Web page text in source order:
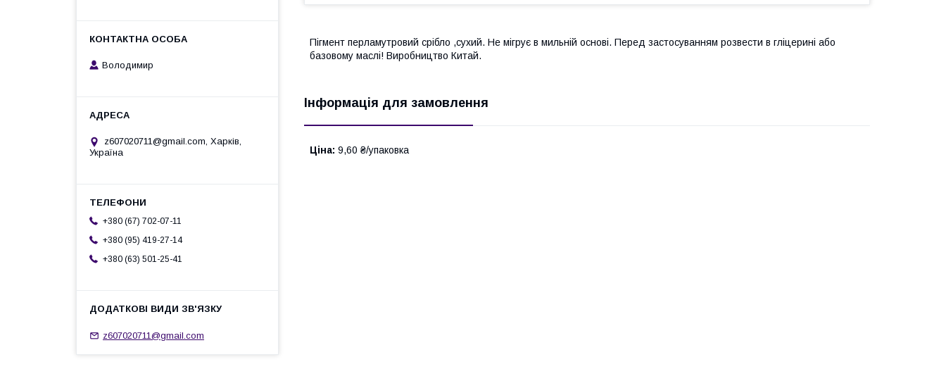
Пігмент перламутровий срібло ,сухий. Не мігрує в мильній основі. Перед застосуванням розвести в гліцерині або
базовому маслі! Виробництво Китай.
Інформація для замовлення
Ціна: 9,60 ₴/упаковка
Володимир
z607020711@gmail.com, Харків,
Україна
+380 (67) 702-07-11
+380 (95) 419-27-14
+380 (63) 501-25-41
z607020711@gmail.com